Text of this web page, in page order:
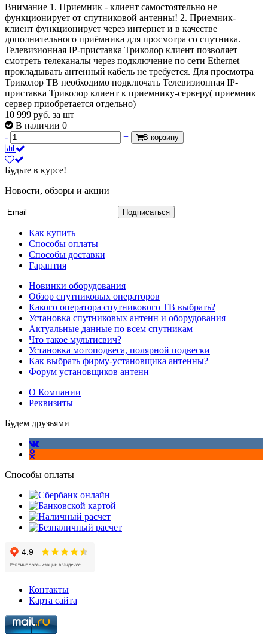
Внимание 1. Приемник - клиент самостоятельно не
функционирует от спутниковой антенны! 2. Приемник-
клиент функционирует через интернет и в качестве
дополнительного приёмника для просмотра со спутника.
Телевизионная IP-приставка Триколор клиент позволяет
смотреть телеканалы через подключение по сети Ethernet –
прокладывать антенный кабель не требуется. Для просмотра
Триколор ТВ необходимо подключать Телевизионная IP-
приставка Триколор клиент к приемнику-серверу( приемник
сервер приобретается отдельно)
10 999 руб. за шт
В наличии 0
-
+ В корзину
Будьте в курсе!
Новости, обзоры и акции
Подписаться
Как купить
Способы оплаты
Способы доставки
Гарантия
Новинки оборудования
Обзор спутниковых операторов
Какого оператора спутникового ТВ выбрать?
Установка спутниковых антенн и оборудования
Актуальные данные по всем спутникам
Что такое мультисвич?
Установка мотоподвеса, полярной подвески
Как выбрать фирму-установщика антенны?
Форум установщиков антенн
О Компании
Реквизиты
Будем друзьями
Способы оплаты
Контакты
Карта сайта